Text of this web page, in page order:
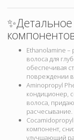
Ethanolamine –
волоса для
обеспечивая
повреждении
Aminopropyl
кондиционер,
волоса,
расчесывание.
компонент,
улучшающий